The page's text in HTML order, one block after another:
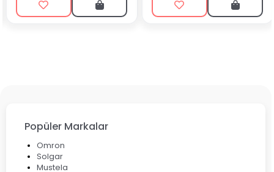
Popüler Markalar
Omron
Solgar
Mustela